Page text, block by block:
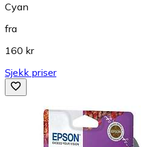
Cyan
fra
160 kr
Sjekk priser